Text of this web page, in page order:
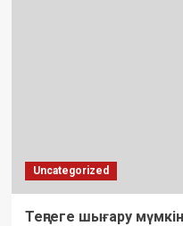
Uncategorized
Теңгеге шығару